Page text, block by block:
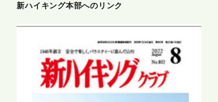
新ハイキング本部へのリンク